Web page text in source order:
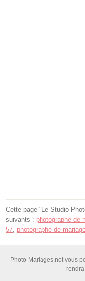
Cette page "Le Studio
suivants : photographe de
57, photographe de
Photo-Mariages.net vous